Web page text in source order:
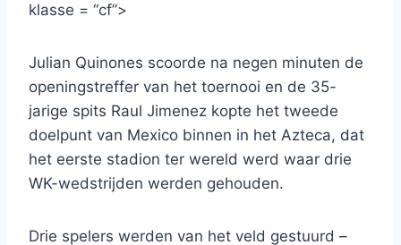
klasse = “cf”>
Julian Quinones scoorde na negen minuten de
openingstreffer van het toernooi en de 35-
jarige spits Raul Jimenez kopte het tweede
doelpunt van Mexico binnen in het Azteca, dat
het eerste stadion ter wereld werd waar drie
WK-wedstrijden werden gehouden.
Drie spelers werden van het veld gestuurd –